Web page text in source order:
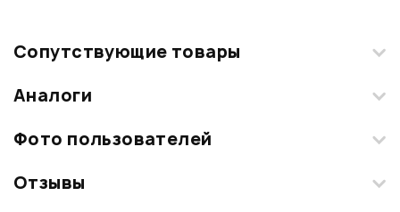
Сопутствующие товары
Аналоги
Фото пользователей
Загрузите свои фотографии купленного товара и получите
Отзывы